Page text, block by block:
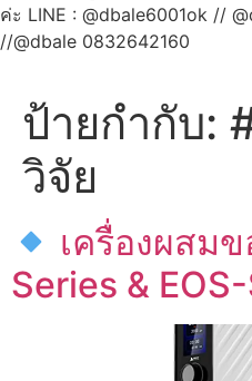
ค่ะ LINE : @dbale6001ok //
//@dbale 0832642160
ป้ายกำกับ:
วิจัย
เครื่องผสมข
Series &